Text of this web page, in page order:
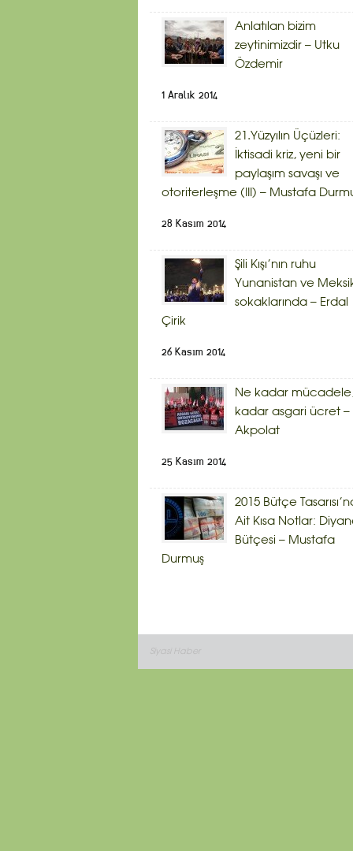
Anlatılan bizim
zeytinimizdir – Utku
Özdemir
1 Aralık 2014
21.Yüzyılın Üçüzleri:
İktisadi kriz, yeni bir
paylaşım savaşı ve
otoriterleşme (III) – Mustafa
28 Kasım 2014
Şili Kışı’nın ruhu
Yunanistan ve
sokaklarında – Erdal
Çirik
26 Kasım 2014
Ne kadar
kadar asgari ücret –
Akpolat
25 Kasım 2014
2015 Bütçe
Ait Kısa Notlar:
Bütçesi – Mustafa
Durmuş
Siyasi Haber